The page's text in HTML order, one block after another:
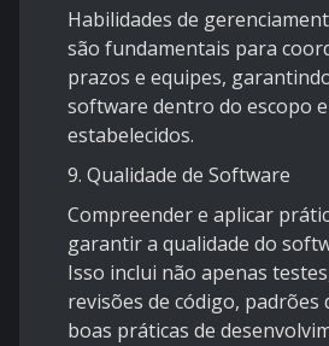
Habilidades de
são fundamentais para
prazos e equipes,
software dentro do escopo
estabelecidos.
9. Qualidade de Software
Compreender e aplicar
garantir a qualidade do
Isso inclui não apenas
revisões de código, padrões
boas práticas de